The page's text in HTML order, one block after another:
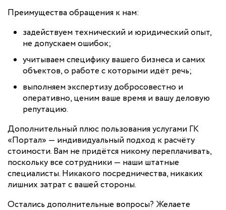
Преимущества обращения к нам:
задействуем технический и юридический опыт,
не допускаем ошибок;
учитываем специфику вашего бизнеса и самих
объектов, о работе с которыми идёт речь;
выполняем экспертизу добросовестно и
оперативно, ценим ваше время и вашу деловую
репутацию.
Дополнительный плюс пользования услугами ГК
«Портал» — индивидуальный подход к расчёту
стоимости. Вам не придётся никому переплачивать,
поскольку все сотрудники — наши штатные
специалисты. Никакого посредничества, никаких
лишних затрат с вашей стороны.
Остались дополнительные вопросы? Желаете